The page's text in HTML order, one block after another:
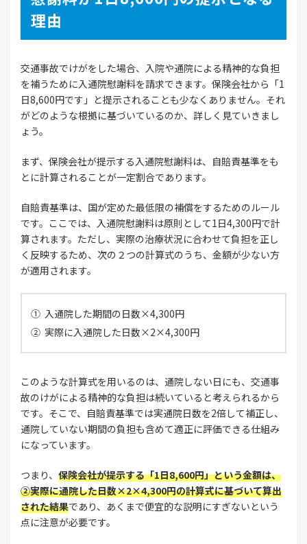
理由
交通事故でけがをした場合、入院や通院による精神的な負担
を補うために入通院慰謝料を請求できます。保険会社から「1
日8,600円です」と提示されることも少なくありません。それ
がどのような根拠に基づいているのか、詳しく見ていきまし
ょう。
まず、保険会社が提示する入通院慰謝料は、自賠責基準をも
とに計算されることが一定割合であります。
自賠責基準は、国が定めた最低限の補償をするためのルール
です。ここでは、入通院慰謝料は原則として1日4,300円で計
算されます。ただし、実際の治療状況に合わせて負担を正し
く反映するため、次の２つの計算式のうち、金額が少ない方
が適用されます。
入通院した期間の日数×4,300円
実際に入通院した日数×2×4,300円
このような計算式を用いるのは、通院しない日にも、交通事
故のけがによる精神的な負担は続いていると考えられるから
です。そこで、自賠責基準では実通院日数を2倍して補正し、
通院していない期間の負担も含めて適正に評価できる仕組み
になっています。
つまり、 保険会社が提示する「1日8,600円」という金額は、
②実際に通院した日数×2×4,300円の計算式に基づいて算出
された結果であり、あくまで便宜的な説明にすぎないという
点に注意が必要です。